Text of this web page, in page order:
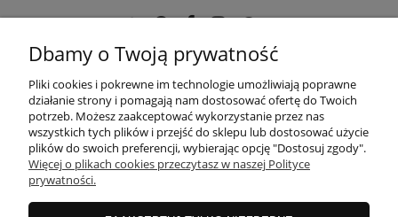
POMOC
MOJE KONTO
PŁATNOŚCI I DOSTAWA
Dbamy o Twoją prywatność
Pliki cookies i pokrewne im technologie umożliwiają poprawne
działanie strony i pomagają nam dostosować ofertę do Twoich
potrzeb. Możesz zaakceptować wykorzystanie przez nas
wszystkich tych plików i przejść do sklepu lub dostosować użycie
plików do swoich preferencji, wybierając opcję "Dostosuj zgody".
Więcej o plikach cookies przeczytasz w naszej Polityce
prywatności.